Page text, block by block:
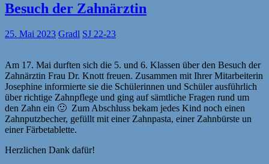
Besuch der Zahnärztin
25. Mai 2023 Gradl SJ 22-23
Am 17. Mai durften sich die 5. und 6. Klassen über den Besuch der
Zahnärztin Frau Dr. Knott freuen. Zusammen mit Ihrer Mitarbeiterin
Josephine informierte sie die Schülerinnen und Schüler ausführlich
über richtige Zahnpflege und ging auf sämtliche Fragen rund um
den Zahn ein 🙂 Zum Abschluss bekam jedes Kind noch einen
Zahnputzbecher, gefüllt mit einer Zahnpasta, einer Zahnbürste un
einer Färbetablette.
Herzlichen Dank dafür!